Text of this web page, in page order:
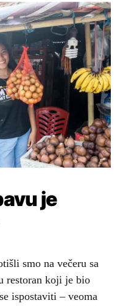
je
smo na večeru sa
restoran koji je bio
ispostaviti – veoma